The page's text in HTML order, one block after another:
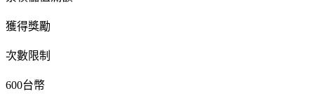
獲得獎勵
次數限制
600台幣